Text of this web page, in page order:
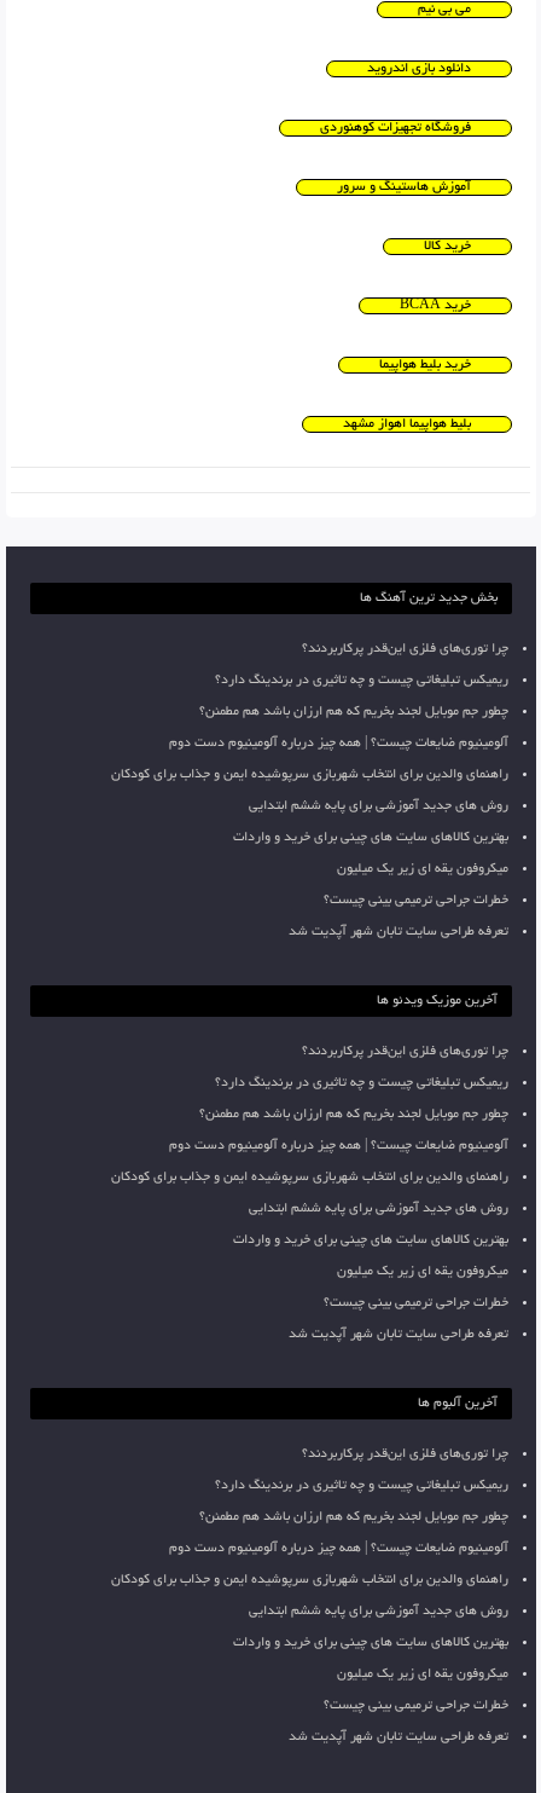
می بی نیم
دانلود بازی اندروید
فروشگاه تجهیزات کوهنوردی
آموزش هاستینگ و سرور
خرید کالا
خرید BCAA
خرید بلیط هواپیما
بلیط هواپیما اهواز مشهد
بخش جدید ترین آهنگ ها
چرا توری‌های فلزی این‌قدر پرکاربردند؟
ریمیکس تبلیغاتی چیست و چه تاثیری در برندینگ دارد؟
چطور جم موبایل لجند بخریم که هم ارزان باشد هم مطمئن؟
آلومینیوم ضایعات چیست؟ | همه چیز درباره آلومینیوم دست دوم
راهنمای والدین برای انتخاب شهربازی سرپوشیده ایمن و جذاب برای کودکان
روش های جدید آموزشی برای پایه ششم ابتدایی
بهترین کالاهای سایت های چینی برای خرید و واردات
میکروفون یقه ای زیر یک میلیون
خطرات جراحی ترمیمی بینی چیست؟
تعرفه طراحی سایت تابان شهر آپدیت شد
آخرین موزیک ویدئو ها
چرا توری‌های فلزی این‌قدر پرکاربردند؟
ریمیکس تبلیغاتی چیست و چه تاثیری در برندینگ دارد؟
چطور جم موبایل لجند بخریم که هم ارزان باشد هم مطمئن؟
آلومینیوم ضایعات چیست؟ | همه چیز درباره آلومینیوم دست دوم
راهنمای والدین برای انتخاب شهربازی سرپوشیده ایمن و جذاب برای کودکان
روش های جدید آموزشی برای پایه ششم ابتدایی
بهترین کالاهای سایت های چینی برای خرید و واردات
میکروفون یقه ای زیر یک میلیون
خطرات جراحی ترمیمی بینی چیست؟
تعرفه طراحی سایت تابان شهر آپدیت شد
آخرین آلبوم ها
چرا توری‌های فلزی این‌قدر پرکاربردند؟
ریمیکس تبلیغاتی چیست و چه تاثیری در برندینگ دارد؟
چطور جم موبایل لجند بخریم که هم ارزان باشد هم مطمئن؟
آلومینیوم ضایعات چیست؟ | همه چیز درباره آلومینیوم دست دوم
راهنمای والدین برای انتخاب شهربازی سرپوشیده ایمن و جذاب برای کودکان
روش های جدید آموزشی برای پایه ششم ابتدایی
بهترین کالاهای سایت های چینی برای خرید و واردات
میکروفون یقه ای زیر یک میلیون
خطرات جراحی ترمیمی بینی چیست؟
تعرفه طراحی سایت تابان شهر آپدیت شد